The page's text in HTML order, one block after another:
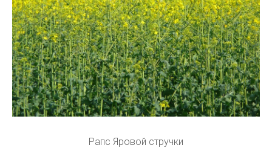
Рапс Яровой стручки